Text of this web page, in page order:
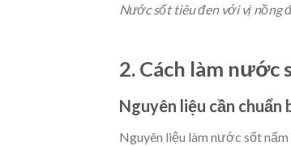
Nước sốt tiêu đen với vị nồng
2. Cách làm nước
Nguyên liệu cần chuẩn
Nguyên liệu làm nước sốt